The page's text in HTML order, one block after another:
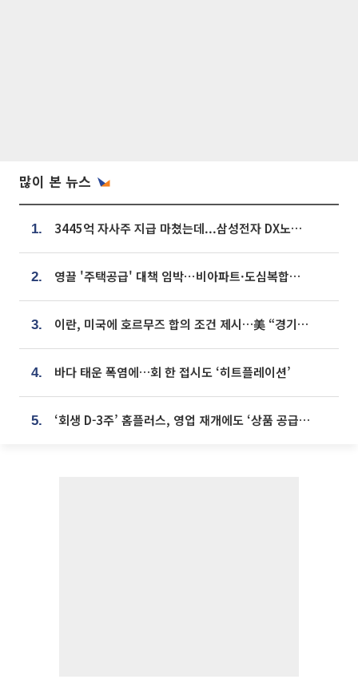
많이 본 뉴스
1. 3445억 자사주 지급 마쳤는데...삼성전자 DX노조, 뒤늦은 '떼쓰기 집회'
2. 영끌 '주택공급' 대책 임박⋯비아파트·도심복합까지 총동원
3. 이란, 미국에 호르무즈 합의 조건 제시…美 “경기 아직 안 끝나” [종합]
4. 바다 태운 폭염에…회 한 접시도 ‘히트플레이션’
5. ‘회생 D-3주’ 홈플러스, 영업 재개에도 ‘상품 공급망’ 복구가 생존 관건